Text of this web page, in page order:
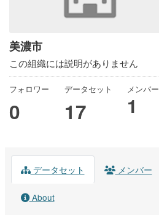
美濃市
この組織には説明がありません
フォロワー
0
データセット
17
メンバー
1
データセット メンバー
About